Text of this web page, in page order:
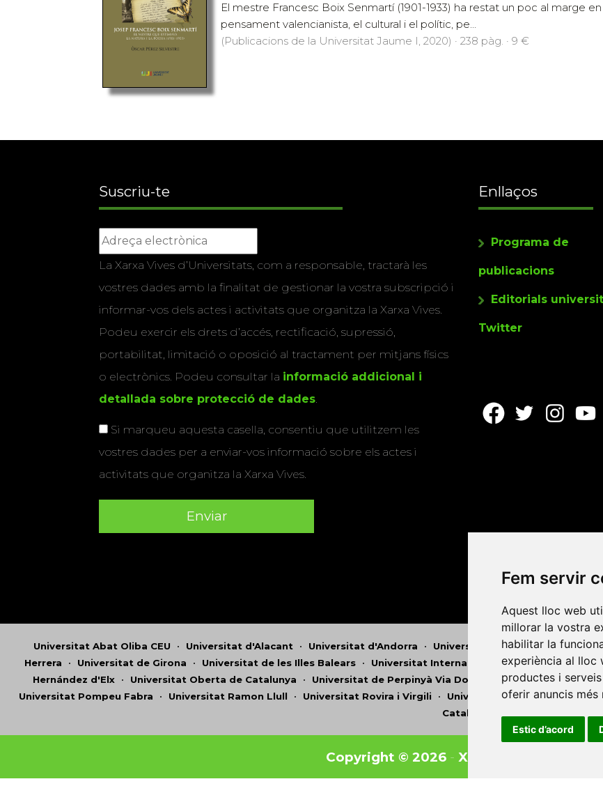
Fem servir
Aquest lloc web
millorar la vostra
habilitar la
experiència al lloc
productes i
oferir anuncis
Estic d’acord
El mestre Francesc Boix Senmartí (1901-1933) ha restat un poc al marge
pensament valencianista, el cultural i el polític, pe...
(Publicacions de la Universitat Jaume I, 2020) · 238 pàg. · 9 €
Suscriu-te
La Xarxa Vives d’Universitats, com a responsable, tractarà les
vostres dades amb la finalitat de gestionar la vostra subscripció i
informar-vos dels actes i activitats que organitza la Xarxa Vives.
Podeu exercir els drets d’accés, rectificació, supressió,
portabilitat, limitació o oposició al tractament per mitjans físics
o electrònics. Podeu consultar la informació addicional i
detallada sobre protecció de dades.
Si marqueu aquesta casella, consentiu que utilitzem les
vostres dades per a enviar-vos informació sobre els actes i
activitats que organitza la Xarxa Vives.
Enllaços
Programa de
publicacions
Editorials
Twitter
Universitat Abat Oliba CEU • Universitat d'Alacant • Universitat d'Andorra • Universitat Autònoma de
Herrera • Universitat de Girona • Universitat de les Illes Balears • Universitat Internacional de Catalunya•
Hernández d'Elx • Universitat Oberta de Catalunya • Universitat de Perpinyà Via Domitia •Universitat
Universitat Pompeu Fabra • Universitat Ramon Llull • Universitat Rovira i Virgili • Universitat de Sàsser•
Catalunya
Copyright © 2026- Xarxa Vives